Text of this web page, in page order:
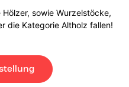
sowie Wurzelstöcke,
die Kategorie Altholz fallen!